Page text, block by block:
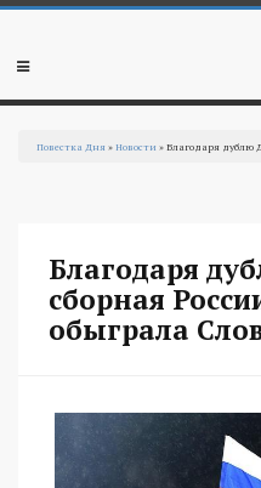
Перейти к основному содержанию
Мобильное
Повестка Дня »Новости » Благодаря дублю
Благодаря
сборная
обыграла